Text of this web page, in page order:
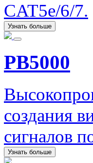
CAT5e/6/7.
Узнать больше
PB5000
создания
сигналов
Узнать больше